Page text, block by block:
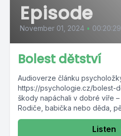
Episode
November 01, 2024 • 00:20:29
Bolest dětství
Audioverze článku
https://psychologie.cz/bolest-
škody napáchali v dobré víře –
Rodiče, babička nebo děda,
Listen